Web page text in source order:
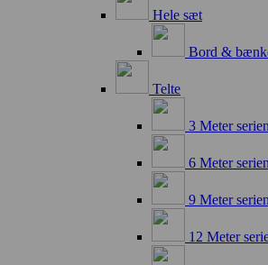
Hele sæt
Bord &
Telte
3 Meter serien
6 Meter serien
9 Meter serien
12 Meter